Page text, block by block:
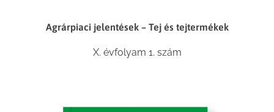
Agrárpiaci jelentések – Tej és tejtermékek
X. évfolyam 1. szám